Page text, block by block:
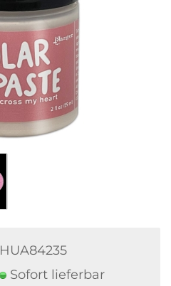
HUA84235
Sofort lieferbar